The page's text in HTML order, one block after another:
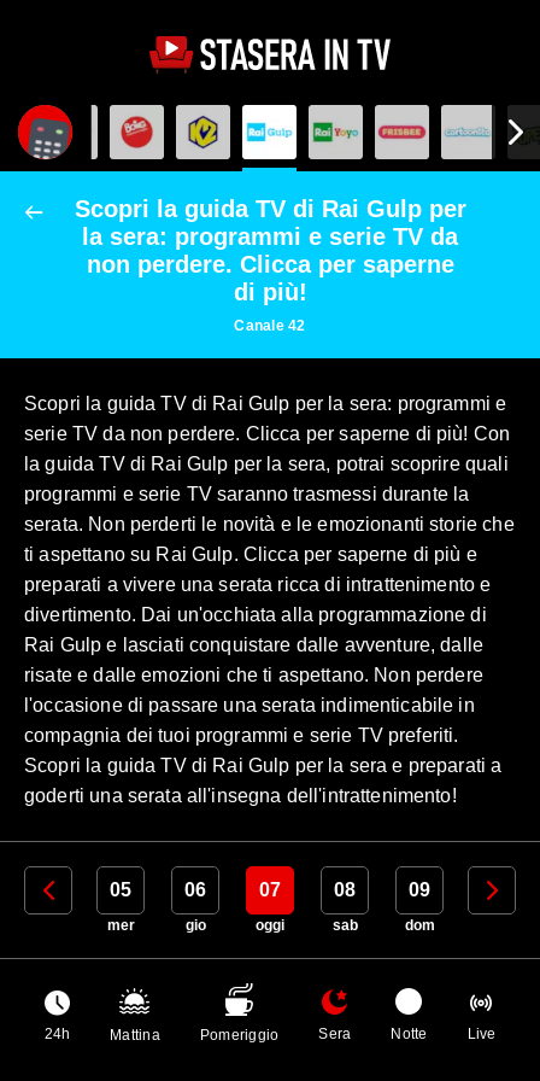
Scopri la guida TV di Rai Gulp per
la sera: programmi e serie TV da
non perdere. Clicca per saperne
di più!
Canale 42
Scopri la guida TV di Rai Gulp per la sera: programmi e
serie TV da non perdere. Clicca per saperne di più! Con
la guida TV di Rai Gulp per la sera, potrai scoprire quali
programmi e serie TV saranno trasmessi durante la
serata. Non perderti le novità e le emozionanti storie che
ti aspettano su Rai Gulp. Clicca per saperne di più e
preparati a vivere una serata ricca di intrattenimento e
divertimento. Dai un'occhiata alla programmazione di
Rai Gulp e lasciati conquistare dalle avventure, dalle
risate e dalle emozioni che ti aspettano. Non perdere
l'occasione di passare una serata indimenticabile in
compagnia dei tuoi programmi e serie TV preferiti.
Scopri la guida TV di Rai Gulp per la sera e preparati a
goderti una serata all'insegna dell'intrattenimento!
04 05
mer
06
gio
07
oggi
08
sab
09
dom
10
24h Mattina Pomeriggio Sera Notte Live